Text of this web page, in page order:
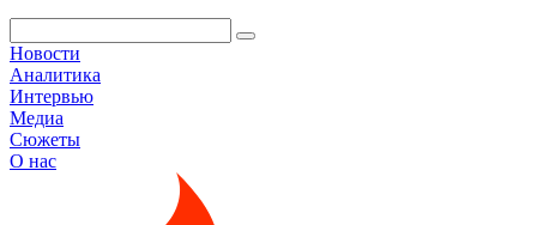
Новости
Аналитика
Интервью
Медиа
Сюжеты
О нас